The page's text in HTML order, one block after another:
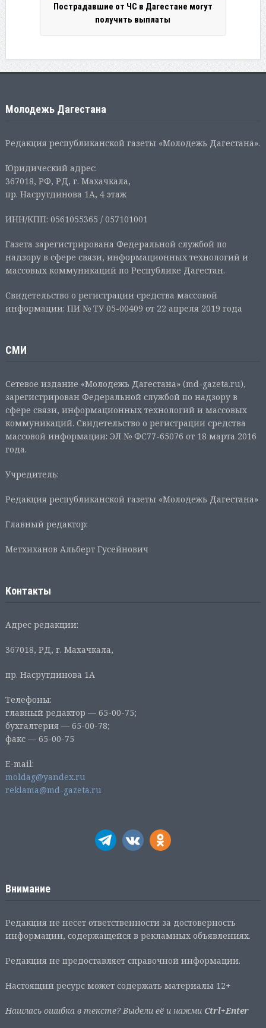
Пострадавшие от ЧС в Дагестане могут
получить выплаты
Молодежь Дагестана
Редакция республиканской газеты «Молодежь Дагестана».
Юридический адрес:
367018, РФ, РД, г. Махачкала,
пр. Насрутдинова 1А, 4 этаж
ИНН/КПП: 0561055365 / 057101001
Газета зарегистрирована Федеральной службой по
надзору в сфере связи, информационных технологий и
массовых коммуникаций по Республике Дагестан.
Свидетельство о регистрации средства массовой
информации: ПИ № ТУ 05-00409 от 22 апреля 2019 года
СМИ
Сетевое издание «Молодежь Дагестана» (md-gazeta.ru),
зарегистрирован Федеральной службой по надзору в
сфере связи, информационных технологий и массовых
коммуникаций. Свидетельство о регистрации средства
массовой информации: ЭЛ № ФС77-65076 от 18 марта 2016
года.
Учредитель:
Редакция республиканской газеты «Молодежь Дагестана»
Главный редактор:
Метхиханов Альберт Гусейнович
Контакты
Адрес редакции:
367018, РД, г. Махачкала,
пр. Насрутдинова 1А
Телефоны:
главный редактор — 65-00-75;
бухгалтерия — 65-00-78;
факс — 65-00-75
E-mail:
moldag@yandex.ru
reklama@md-gazeta.ru
Внимание
Редакция не несет ответственности за достоверность
информации, содержащейся в рекламных объявлениях.
Редакция не предоставляет справочной информации.
Настоящий ресурс может содержать материалы 12+
Нашлась ошибка в тексте? Выдели её и нажми Ctrl+Enter